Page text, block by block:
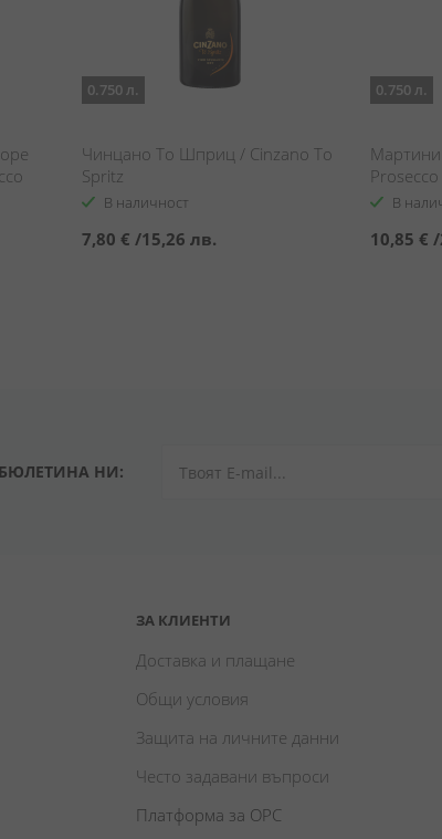
0.750 л.
Чинцано То Шприц / Cinzano То
Spritz
В наличност
7,80 € /15,26 лв.
0.750 л.
Prosecco
В
10,85 € /
НИ:
ЗА КЛИЕНТИ
Доставка и плащане
Общи условия
Защита на личните данни
Често задавани въпроси
Платформа за ОРС